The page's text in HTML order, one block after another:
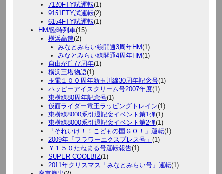
7120FTY試運転(1)
9151FTY試運転(2)
6154FTY試運転(1)
HM/臨時列車(15)
横浜高速(2)
みなとみらい線開通3周年HM(1)
みなとみらい線開通4周年HM(1)
自由が丘77周年(1)
横浜三塔物語(1)
玉電１００周年新玉川線30周年記念号(1)
ハッピーアイスクリーム号2007年度(1)
東横線80周年記念号(1)
仮面ライダー電王ラッピングトレイン(1)
東横線8000系引退記念イベント第1弾(1)
東横線8000系引退記念イベント第2弾(1)
「それいけ！！こどもの国ＧＯ！」運転(1)
2009年「フラワーエクスプレス号」 (1)
Ｙ１５０たねまる号運転報告(1)
SUPER COOLBIZ(1)
2011年クリスマス「みなとみらい号」運転(1)